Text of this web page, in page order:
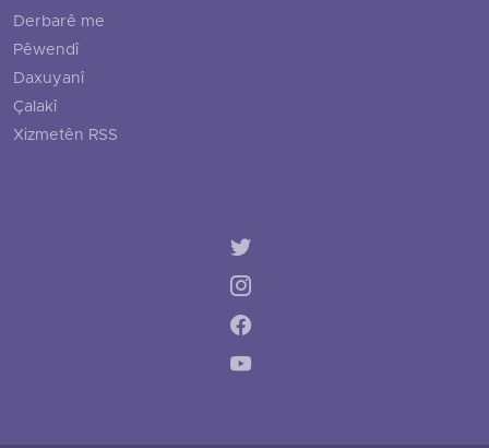
Derbarê me
Pêwendî
Daxuyanî
Çalakî
Xizmetên RSS